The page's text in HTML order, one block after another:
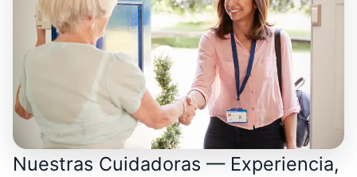
Nuestras Cuidadoras — Experiencia,